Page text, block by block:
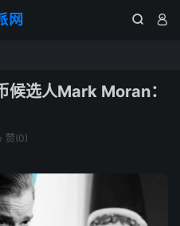
网  
选人Mark Moran：
赞(0)